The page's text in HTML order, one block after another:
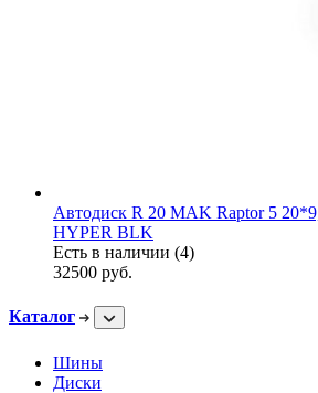
Автодиск R 20 MAK Raptor 5
HYPER BLK
Есть в наличии (4)
32500 руб.
Каталог
Шины
Диски